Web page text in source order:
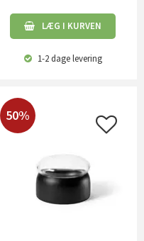
LÆG I KURVEN
1-2 dagelevering
50%